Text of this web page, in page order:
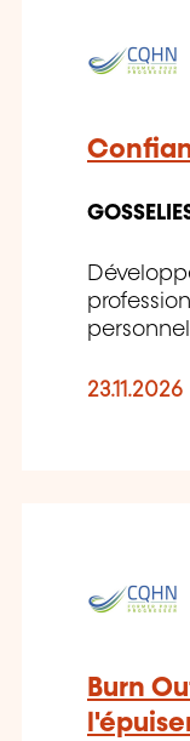
23.11.2026
Burn